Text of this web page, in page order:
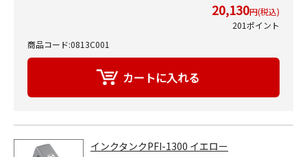
20,130円(税込)
201ポイント
商品コード:0813C001
インクタンクPFI-1300 イエロー